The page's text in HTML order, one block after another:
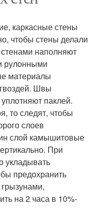
каркасные стены
чтобы стены делали
наполняют
рулонными
материалы
Швы
паклей.
то следят, чтобы
слоев
слой камышитовые
При
укладывать
предохранить
на 2 часа в 10%-